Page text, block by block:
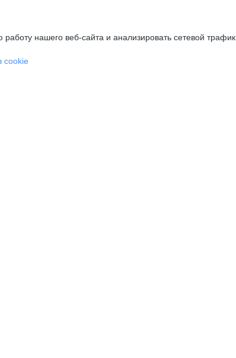
нашего веб-сайта и анализировать сетевой трафик.
cookie